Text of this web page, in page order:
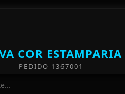
COR ESTAMPARIA
PEDIDO 1367001